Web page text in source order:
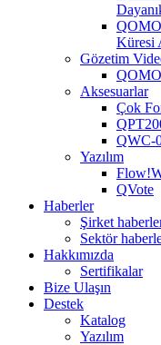
Küresi
Gözetim
Aksesuarlar
Çok
QWC-
Yazılım
QVote
Haberler
Şirket
Sektör
Hakkımızda
Sertifikalar
Bize Ulaşın
Destek
Katalog
Yazılım